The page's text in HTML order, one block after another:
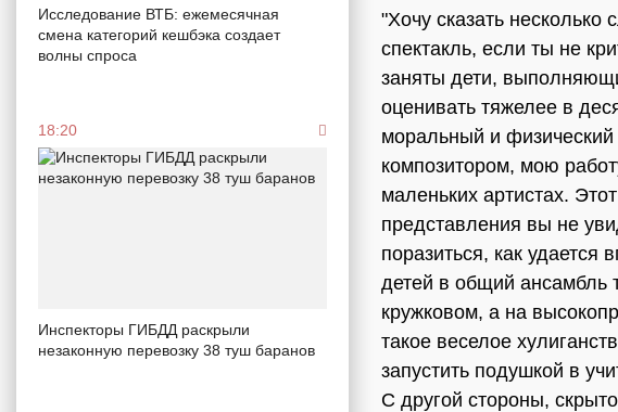
Исследование ВТБ: ежемесячная
смена категорий кешбэка создает
волны спроса
18:20
Инспекторы ГИБДД раскрыли
незаконную перевозку 38 туш баранов
"Хочу сказать
спектакль, если ты не
заняты дети,
оценивать тяжелее в
моральный и
композитором, мою
маленьких артистах.
представления вы не
поразиться, как удается
детей в общий ансамбль
кружковом, а на
такое веселое
запустить подушкой в
С другой стороны,